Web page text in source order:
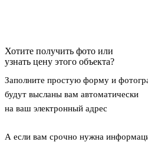
Хотите получить фото или
узнать цену этого объекта?
Заполните простую форму и
будут высланы вам автоматически
на ваш электронный адрес
А если вам срочно нужна